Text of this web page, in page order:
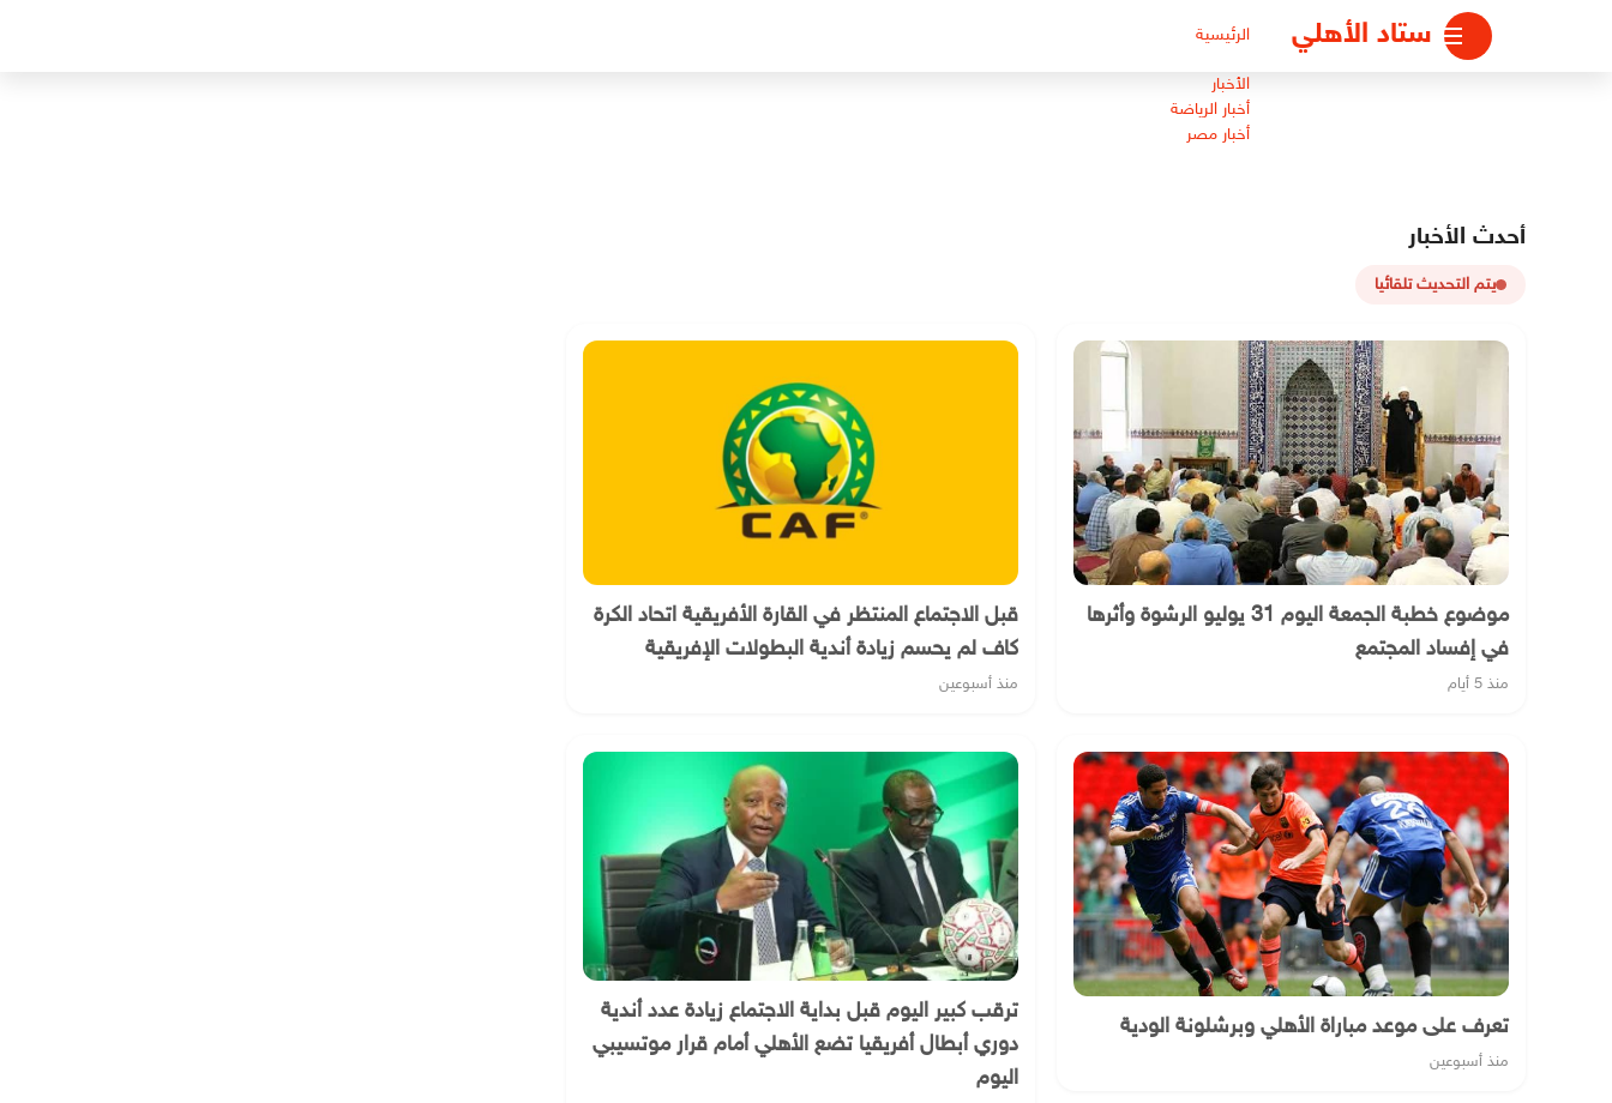
ستاد الأهلي الرئيسية
الأخبار
أخبار الرياضة
أخبار مصر
أحدث الأخبار
يتم التحديث تلقائيا
موضوع خطبة الجمعة اليوم 31 يوليو الرشوة وأثرها
في إفساد المجتمع
منذ 5 أيام
قبل الاجتماع المنتظر في القارة الأفريقية اتحاد الكرة
كاف لم يحسم زيادة أندية البطولات الإفريقية
منذ أسبوعين
تعرف على موعد مباراة الأهلي وبرشلونة الودية
منذ أسبوعين
ترقب كبير اليوم قبل بداية الاجتماع زيادة عدد أندية
دوري أبطال أفريقيا تضع الأهلي أمام قرار موتسيبي
اليوم